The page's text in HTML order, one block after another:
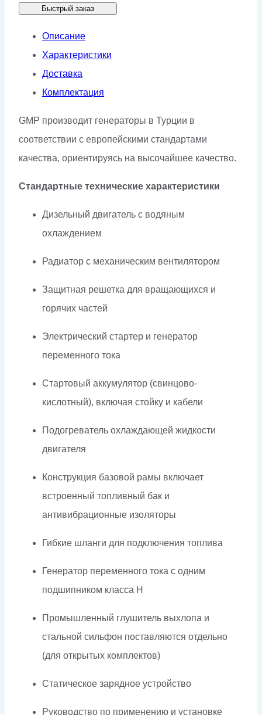
KJP900
Быстрый заказ
Описание
Характеристики
Доставка
Комплектация
GMP производит генераторы в Турции в
соответствии с европейскими стандартами
качества, ориентируясь на высочайшее качество.
Стандартные технические характеристики
Дизельный двигатель с водяным
охлаждением
Радиатор с механическим вентилятором
Защитная решетка для вращающихся и
горячих частей
Электрический стартер и генератор
переменного тока
Стартовый аккумулятор (свинцово-
кислотный), включая стойку и кабели
Подогреватель охлаждающей жидкости
двигателя
Конструкция базовой рамы включает
встроенный топливный бак и
антивибрационные изоляторы
Гибкие шланги для подключения топлива
Генератор переменного тока с одним
подшипником класса H
Промышленный глушитель выхлопа и
стальной сильфон поставляются отдельно
(для открытых комплектов)
Статическое зарядное устройство
Руководство по применению и установке